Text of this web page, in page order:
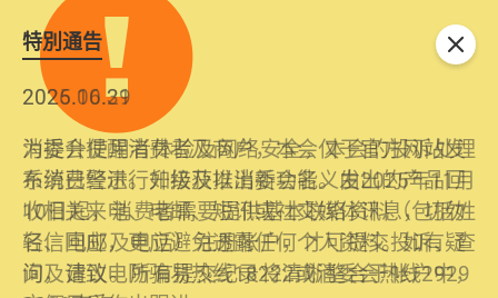
特別通告
2026.06.29
消委会提醒消费者及商户，本会仅于官方网站发
布消费警示。如接获以消委会名义发出的产品回
收相关来电、电邮、短讯或社交媒体讯息，切勿
轻信回应，更应避免透露任何个人资料。如有疑
问，请致电防骗易热线18222或消委会热线2929
2025.10.31
为提升使用者体验及网络安全，本会的投诉处理
系统已经进行升级及推出新功能。由2025年11月
10日起，消费者需要提供基本联络资料（包括姓
名、电邮及电话）注册帐户，才可提交投诉、查
询及建议。所有提交纪录将清晰整合于帐户中，
关闭